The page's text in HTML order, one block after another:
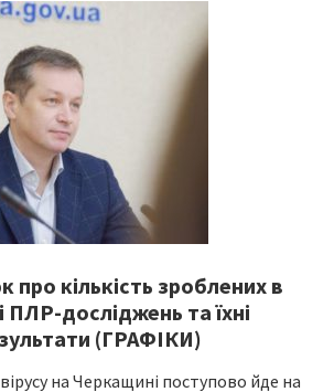
про кількість зроблених в
ПЛР-досліджень та їхні
(ГРАФІКИ)
на Черкащині поступово йде на